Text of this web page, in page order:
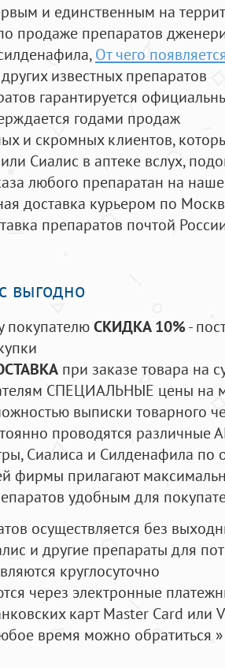
и единственным на
продаже препаратов
, От чего
известных препаратов
гарантируется
годами продаж
и скромных клиентов,
Сиалис в аптеке вслух,
любого препаратан на
доставка курьером по
препаратов почтой
выгодно
покупателюСКИДКА 10%-
при заказе товара на
СПЕЦИАЛЬНЫЕ цены на
выписки товарного
проводятся
Сиалиса и Силденафила по
фирмы прилагают
удобным для
осуществляется без
и другие препараты для
круглосуточно
через электронные
карт Master Card или
время можно обратиться